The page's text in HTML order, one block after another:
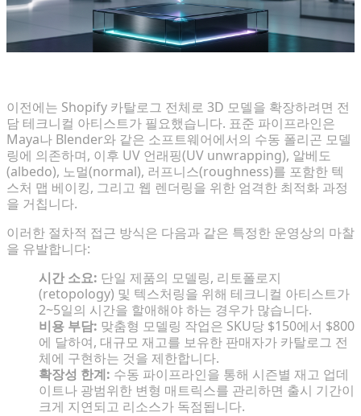
이전에는 Shopify 카탈로그 전체로 3D 모델을 확장하려면 전
담 테크니컬 아티스트가 필요했습니다. 표준 파이프라인은
Maya나 Blender와 같은 소프트웨어에서의 수동 폴리곤 모델
링에 의존하며, 이후 UV 언래핑(UV unwrapping), 알베도
(albedo), 노멀(normal), 러프니스(roughness)를 포함한 텍
스처 맵 베이킹, 그리고 웹 렌더링을 위한 엄격한 최적화 과정
을 거칩니다.
이러한 절차적 접근 방식은 다음과 같은 특정한 운영상의 마찰
을 유발합니다:
시간 소요: 단일 제품의 모델링, 리토폴로지
(retopology) 및 텍스처링을 위해 테크니컬 아티스트가
2~5일의 시간을 할애해야 하는 경우가 많습니다.
비용 부담: 맞춤형 모델링 작업은 SKU당 $150에서 $800
에 달하여, 대규모 재고를 보유한 판매자가 카탈로그 전
체에 구현하는 것을 제한합니다.
확장성 한계: 수동 파이프라인을 통해 시즌별 재고 업데
이트나 광범위한 변형 매트릭스를 관리하면 출시 기간이
크게 지연되고 리소스가 독점됩니다.